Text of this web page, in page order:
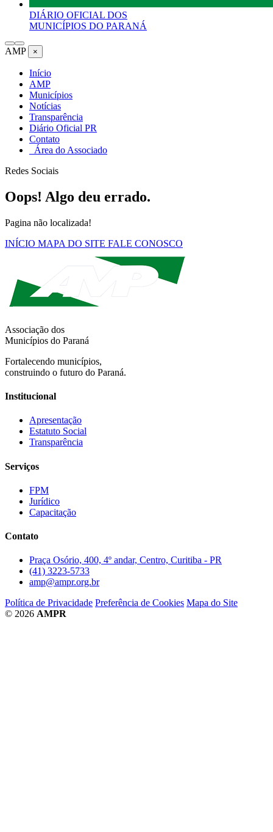
DIÁRIO OFICIAL DOS
MUNICÍPIOS DO PARANÁ
AMP ×
Início
AMP
Municípios
Notícias
Transparência
Diário Oficial PR
Contato
Área do Associado
Redes Sociais
Oops! Algo deu errado.
Pagina não localizada!
INÍCIO MAPA DO SITE FALE CONOSCO
Associação dos
Municípios do Paraná
Fortalecendo municípios,
construindo o futuro do Paraná.
Institucional
Apresentação
Estatuto Social
Transparência
Serviços
FPM
Jurídico
Capacitação
Contato
Praça Osório, 400, 4º andar, Centro, Curitiba - PR
(41) 3223-5733
amp@ampr.org.br
Política de Privacidade Preferência de Cookies Mapa do Site
© 2026 AMPR